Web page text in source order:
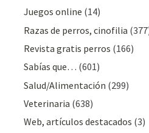
Juegos online (14)
Razas de perros, cinofilia
Revista gratis perros (166)
Sabías que… (601)
Salud/Alimentación (299)
Veterinaria (638)
Web, artículos destacados (3)